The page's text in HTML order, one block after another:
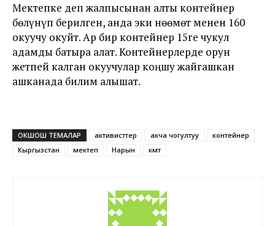
Мектепке деп жалпысынан алты контейнер
бөлүнүп берилген, анда эки нөөмөт менен 160
окуучу окуйт. Ар бир контейнер 15ге чукул
адамды батыра алат. Контейнерлерде орун
жетпей калган окуучулар коңшу жайгашкан
ашканада билим алышат.
ОКШОШ ТЕМАЛАР активисттер акча чогултуу
контейнер
Кыргызстан
мектеп Нарын өкмөт